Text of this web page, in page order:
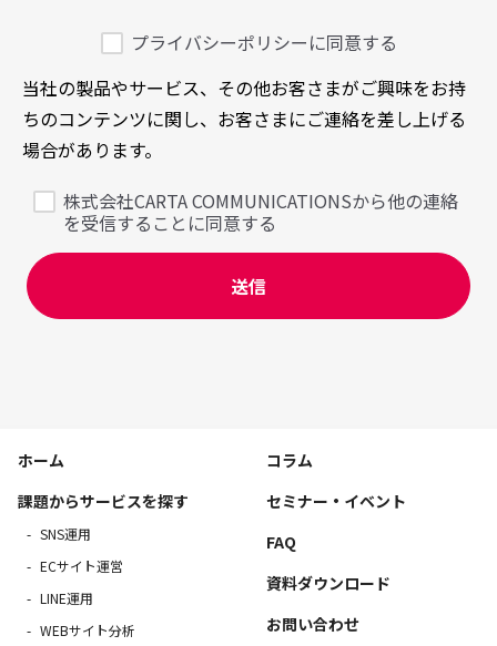
プライバシーポリシーに同意する
当社の製品やサービス、その他お客さまがご興味をお持
ちのコンテンツに関し、お客さまにご連絡を差し上げる
場合があります。
株式会社CARTA COMMUNICATIONSから他の連絡
を受信することに同意する
ホーム
課題からサービスを探す
SNS運用
ECサイト運営
LINE運用
WEBサイト分析
コラム
セミナー・イベント
FAQ
資料ダウンロード
お問い合わせ